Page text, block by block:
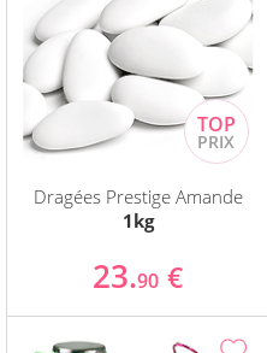
Dragées Prestige Amande
1kg
23.90 €